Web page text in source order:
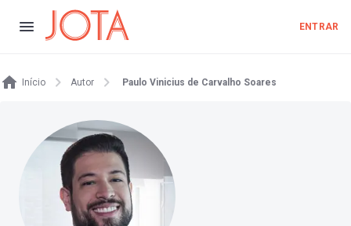
ENTRAR
Início Autor Paulo Vinicius de Carvalho Soares